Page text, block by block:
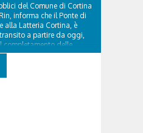
del Comune di Cortina
informa che il Ponte di
alla Latteria Cortina, è
a partire da oggi,
delle